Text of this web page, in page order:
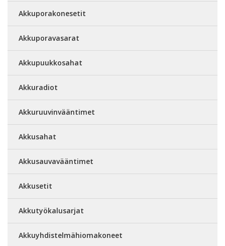
Akkuporakonesetit
Akkuporavasarat
Akkupuukkosahat
Akkuradiot
Akkuruuvinvääntimet
Akkusahat
Akkusauvavääntimet
Akkusetit
Akkutyökalusarjat
Akkuyhdistelmähiomakoneet